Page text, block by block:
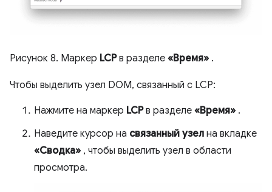
Рисунок 8. Маркер LCPв разделе «Время» .
Чтобы выделить узел DOM, связанный с LCP:
Нажмите на маркер LCPв разделе «Время» .
Наведите курсор на связанный узел на вкладке
«Сводка» , чтобы выделить узел в области
просмотра.